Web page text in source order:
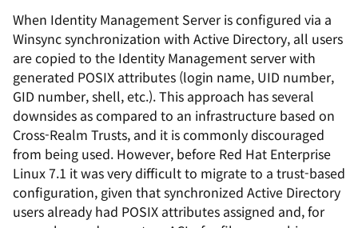
When Identity Management Server is configured via a
Winsync synchronization with Active Directory, all users
are copied to the Identity Management server with
generated POSIX attributes (login name, UID number,
GID number, shell, etc.). This approach has several
downsides as compared to an infrastructure based on
Cross-Realm Trusts, and it is commonly discouraged
from being used. However, before Red Hat Enterprise
Linux 7.1 it was very difficult to migrate to a trust-based
configuration, given that synchronized Active Directory
users already had POSIX attributes assigned and, for